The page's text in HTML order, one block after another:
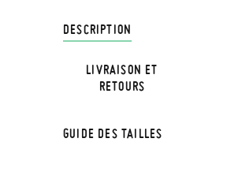
DESCRIPTION
LIVRAISON ET
RETOURS
GUIDE DES TAILLES